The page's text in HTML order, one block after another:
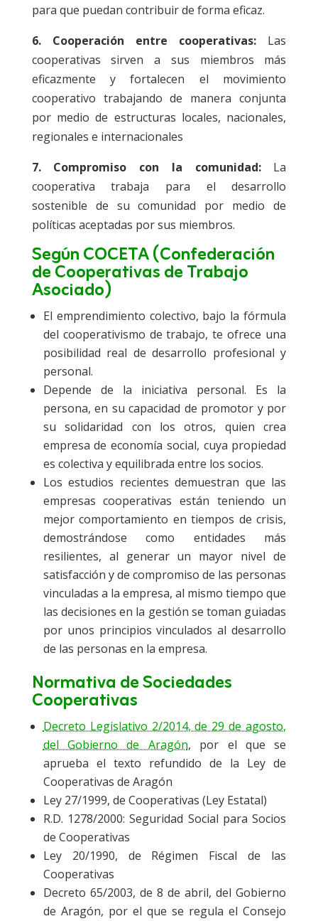
para que puedan contribuir de forma eficaz.
6. Cooperación entre cooperativas: Las
cooperativas sirven a sus miembros más
eficazmente y fortalecen el movimiento
cooperativo trabajando de manera conjunta
por medio de estructuras locales, nacionales,
regionales e internacionales
7. Compromiso con la comunidad: La
cooperativa trabaja para el desarrollo
sostenible de su comunidad por medio de
políticas aceptadas por sus miembros.
Según COCETA (Confederación
de Cooperativas de Trabajo
Asociado)
El emprendimiento colectivo, bajo la fórmula
del cooperativismo de trabajo, te ofrece una
posibilidad real de desarrollo profesional y
personal.
Depende de la iniciativa personal. Es la
persona, en su capacidad de promotor y por
su solidaridad con los otros, quien crea
empresa de economía social, cuya propiedad
es colectiva y equilibrada entre los socios.
Los estudios recientes demuestran que las
empresas cooperativas están teniendo un
mejor comportamiento en tiempos de crisis,
demostrándose como entidades más
resilientes, al generar un mayor nivel de
satisfacción y de compromiso de las personas
vinculadas a la empresa, al mismo tiempo que
las decisiones en la gestión se toman guiadas
por unos principios vinculados al desarrollo
de las personas en la empresa.
Normativa de Sociedades
Cooperativas
Decreto Legislativo 2/2014, de 29 de agosto,
del Gobierno de Aragón, por el que se
aprueba el texto refundido de la Ley de
Cooperativas de Aragón
Ley 27/1999, de Cooperativas (Ley Estatal)
R.D. 1278/2000: Seguridad Social para Socios
de Cooperativas
Ley 20/1990, de Régimen Fiscal de las
Cooperativas
Decreto 65/2003, de 8 de abril, del Gobierno
de Aragón, por el que se regula el Consejo